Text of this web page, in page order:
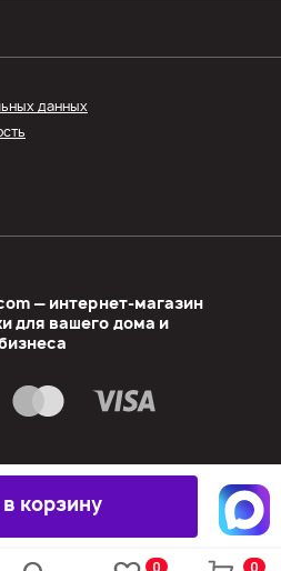
корзину
— интернет-магазин
для вашего дома и
данных
0 0